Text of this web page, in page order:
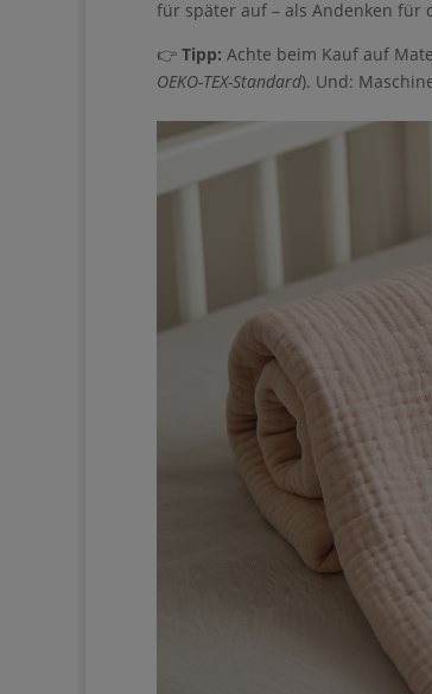
sie für später auf – als Andenken
👉 Tipp: Achte beim Kauf auf
OEKO-TEX-Standard). Und: